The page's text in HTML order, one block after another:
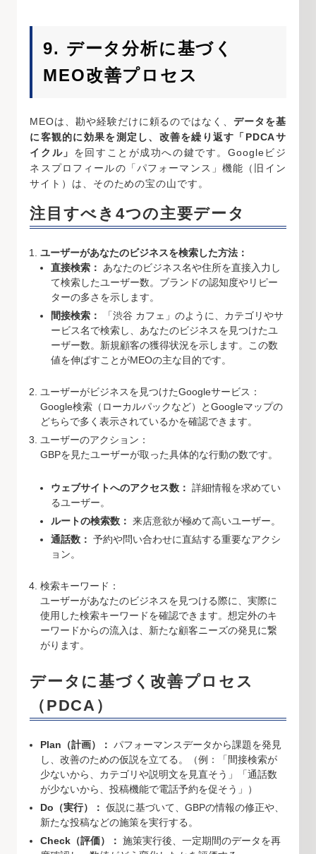
9. データ分析に基づく
MEO改善プロセス
MEOは、勘や経験だけに頼るのではなく、 データを基
に客観的に効果を測定し、改善を繰り返す「PDCAサ
イクル」 を回すことが成功への鍵です。Googleビジ
ネスプロフィールの「パフォーマンス」機能（旧イン
サイト）は、そのための宝の山です。
注目すべき4つの主要データ
ユーザーがあなたのビジネスを検索した方法：
直接検索： あなたのビジネス名や住所を直接入力し
て検索したユーザー数。ブランドの認知度やリピー
ターの多さを示します。
間接検索：
「渋谷 カフェ」のように、カテゴリやサ
ービス名で検索し、あなたのビジネスを見つけたユ
ーザー数。新規顧客の獲得状況を示します。この数
値を伸ばすことがMEOの主な目的です。
ユーザーがビジネスを見つけたGoogleサービス：
Google検索（ローカルパックなど）とGoogleマップの
どちらで多く表示されているかを確認できます。
ユーザーのアクション：
GBPを見たユーザーが取った具体的な行動の数です。
ウェブサイトへのアクセス数： 詳細情報を求めてい
るユーザー。
ルートの検索数： 来店意欲が極めて高いユーザー。
通話数： 予約や問い合わせに直結する重要なアクシ
ョン。
検索キーワード：
ユーザーがあなたのビジネスを見つける際に、実際に
使用した検索キーワードを確認できます。想定外のキ
ーワードからの流入は、新たな顧客ニーズの発見に繋
がります。
データに基づく改善プロセス
（PDCA）
Plan（計画）： パフォーマンスデータから課題を発見
し、改善のための仮説を立てる。（例：「間接検索が
少ないから、カテゴリや説明文を見直そう」「通話数
が少ないから、投稿機能で電話予約を促そう」）
Do（実行）： 仮説に基づいて、GBPの情報の修正や、
新たな投稿などの施策を実行する。
Check（評価）： 施策実行後、一定期間のデータを再